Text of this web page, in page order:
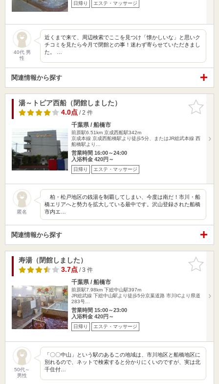
日帰り エステ・マッサージ
40代 男
性
近くまで来て、周辺検索でここを見つけ「懐かしいな」と思いク
チコミを見たら今月で閉館との事！迷わず寄らせていただきまし
た。 …
関連情報から探す
お気に入
りに追加
湯～トピア西船（閉館しました）
4.0点/ 2 件
千葉県 / 船橋市
前原駅6.51km 京成西船駅342m
京成本線 京成西船橋駅より徒歩5分、またはJR総武本線 西
船橋駅より…
営業時間 16:00～24:00
入浴料金 420円～
日帰り エステ・マッサージ
匿名
柏・松戸地区の銭湯を制覇してしまい、今度は南だ！市川・船
橋エリアへと勢力を拡大している最中です。沢山登録された船橋
市内エ…
関連情報から探す
お気に入
りに追加
寿湯（閉館しました）
3.7点/ 3 件
千葉県 / 船橋市
前原駅7.98km 下総中山駅397m
JR総武線 下総中山駅より徒歩5分京葉道路 市川ICより県道
283号…
営業時間 15:00～23:00
入浴料金 420円～
日帰り エステ・マッサージ
50代～
男性
「〇〇中山」という駅のあるこの地域は、市川地区と船橋地区に
別れるので、ネットで検索すると分かりにくいのですが、実は北
千住付…